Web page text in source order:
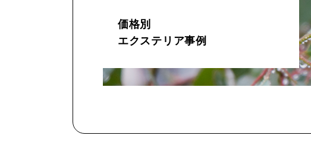
価格別
エクステリア事例